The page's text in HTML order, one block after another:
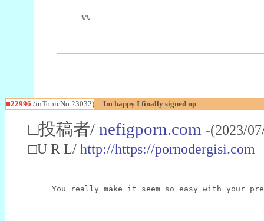
%%
■22996 /inTopicNo.23032) Im happy I finally signed up
□投稿者/ nefigporn.com -(2023/
□U R L/ http://https://pornodergisi.com
You really make it seem so easy with your